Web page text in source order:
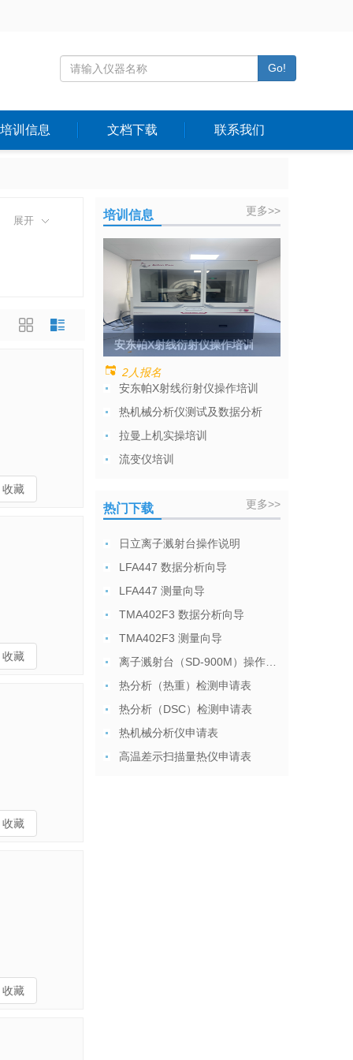
Go!
培训信息 文档下载 联系我们
展开
收藏
收藏
收藏
收藏
培训信息 更多>>
安东帕X射线衍射仪操作培训
2人报名
安东帕X射线衍射仪操作培训
热机械分析仪测试及数据分析
拉曼上机实操培训
流变仪培训
热门下载 更多>>
日立离子溅射台操作说明
LFA447 数据分析向导
LFA447 测量向导
TMA402F3 数据分析向导
TMA402F3 测量向导
热分析（热重）检测申请表
热分析（DSC）检测申请表
热机械分析仪申请表
高温差示扫描量热仪申请表